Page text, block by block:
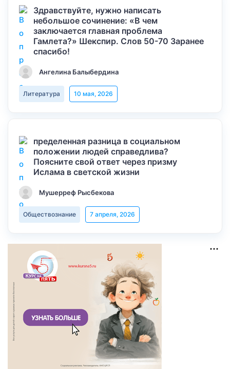
Здравствуйте, нужно написать
небольшое сочинение: «В чем
заключается главная проблема
Гамлета?» Шекспир. Слов 50-70 Заранее
спасибо!
Ангелина Балыбердина
Литература 10 мая, 2026
пределенная разница в социальном
положении людей справедлива?
Поясните свой ответ через призму
Ислама в светской жизни
Мушерреф Рысбекова
Обществознание 7 апреля, 2026